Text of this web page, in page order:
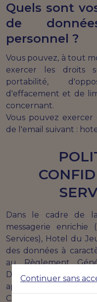
Quels sont
de
personnel ?
Vous pouvez, à tout
exercer les droits
portabilité,
d'effacement et de
concernant.
Vous pouvez exercer
de l'email suivant :
Dans le cadre de
messagerie enrichie
Services), Hotel du
des données à
au Règlement
Données (RGPD)
applicable.
Ce service est
Continuer sans